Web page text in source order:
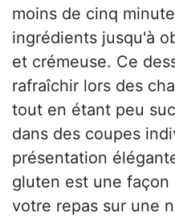
moins de cinq
ingrédients jusqu'à
et crémeuse. Ce
rafraîchir lors des
tout en étant peu
dans des coupes
présentation
gluten est une
votre repas sur une